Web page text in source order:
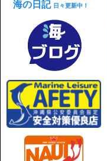
海の日記 日々更新中！